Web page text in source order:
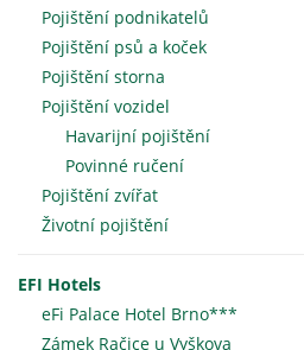
Pojištění podnikatelů
Pojištění psů a koček
Pojištění storna
Pojištění vozidel
Havarijní pojištění
Povinné ručení
Pojištění zvířat
Životní pojištění
EFI Hotels
eFi Palace Hotel Brno***
Zámek Račice u Vyškova